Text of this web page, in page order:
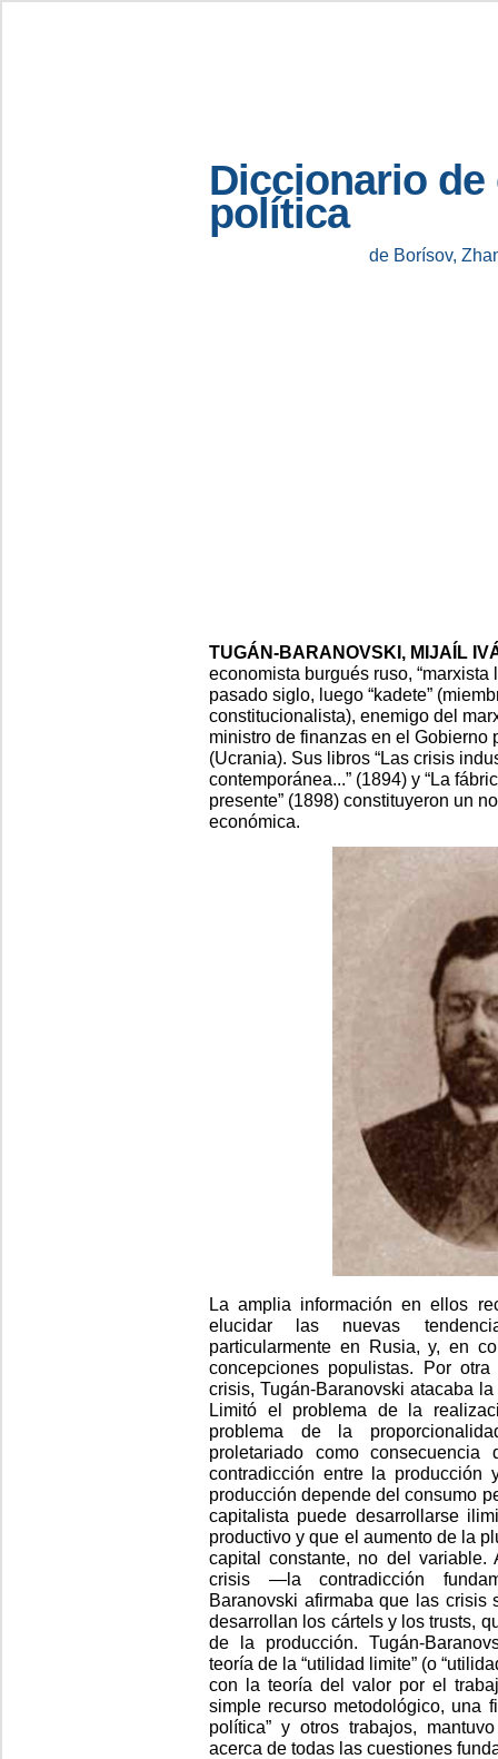
Diccionario de
política
de Borísov,
TUGÁN-BARANOVSKI, MIJAÍL
economista burgués ruso,
pasado siglo, luego “kadete”
constitucionalista), enemigo del
ministro de finanzas en el
(Ucrania). Sus libros “Las crisis
contemporánea...” (1894) y “La
presente” (1898) constituyeron un
económica.
La amplia información en ellos
elucidar las nuevas
particularmente en Rusia, y, en
concepciones populistas. Por
crisis, Tugán-Baranovski atacaba
Limitó el problema de la
problema de la
proletariado como
contradicción entre la
producción depende del consumo
capitalista puede desarrollarse
productivo y que el aumento de la
capital constante, no del
crisis —la contradicción
Baranovski afirmaba que las
desarrollan los cártels y los trusts,
de la producción. Tugán-
teoría de la “utilidad limite” (o
con la teoría del valor por el
simple recurso metodológico, una
política” y otros trabajos,
acerca de todas las cuestiones